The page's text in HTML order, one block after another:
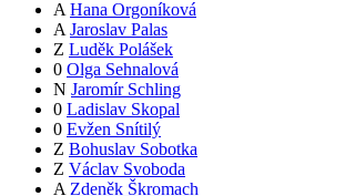
A Hana Orgoníková
A Jaroslav Palas
Z Luděk Polášek
0 Olga Sehnalová
N Jaromír Schling
0 Ladislav Skopal
0 Evžen Snítilý
Z Bohuslav Sobotka
Z Václav Svoboda
A Zdeněk Škromach